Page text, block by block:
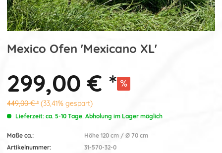
Mexico Ofen 'Mexicano XL'
299,00 € *
449,00 € * (33,41% gespart)
Lieferzeit: ca. 5-10 Tage. Abholung im Lager möglich
Maße ca.:
Höhe 120 cm / Ø 70 cm
Artikelnummer:
31-570-32-0